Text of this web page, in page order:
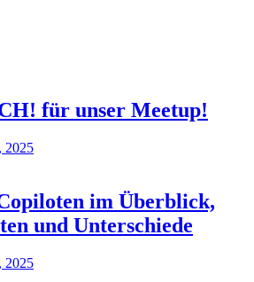
für unser Meetup!
2025
im Überblick,
und Unterschiede
2025